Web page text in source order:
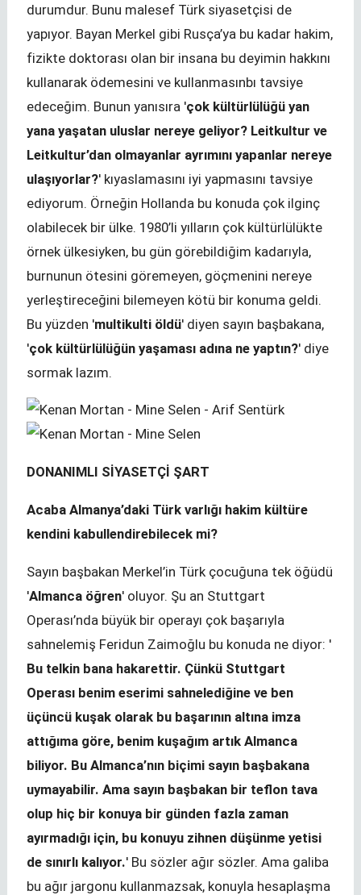
durumdur. Bunu malesef Türk siyasetçisi de
yapıyor. Bayan Merkel gibi Rusça’ya bu kadar hakim,
fizikte doktorası olan bir insana bu deyimin hakkını
kullanarak ödemesini ve kullanmasınbı tavsiye
edeceğim. Bunun yanısıra 'çok kültürlülüğü yan
yana yaşatan uluslar nereye geliyor? Leitkultur ve
Leitkultur’dan olmayanlar ayrımını yapanlar nereye
ulaşıyorlar?' kıyaslamasını iyi yapmasını tavsiye
ediyorum. Örneğin Hollanda bu konuda çok ilginç
olabilecek bir ülke. 1980’li yılların çok kültürlülükte
örnek ülkesiyken, bu gün görebildiğim kadarıyla,
burnunun ötesini göremeyen, göçmenini nereye
yerleştireceğini bilemeyen kötü bir konuma geldi.
Bu yüzden 'multikulti öldü' diyen sayın başbakana,
'çok kültürlülüğün yaşaması adına ne yaptın?' diye
sormak lazım.
DONANIMLI SİYASETÇİ ŞART
Acaba Almanya’daki Türk varlığı hakim kültüre
kendini kabullendirebilecek mi?
Sayın başbakan Merkel’in Türk çocuğuna tek öğüdü
'Almanca öğren' oluyor. Şu an Stuttgart
Operası’nda büyük bir operayı çok başarıyla
sahnelemiş Feridun Zaimoğlu bu konuda ne diyor: '
Bu telkin bana hakarettir. Çünkü Stuttgart
Operası benim eserimi sahnelediğine ve ben
üçüncü kuşak olarak bu başarının altına imza
attığıma göre, benim kuşağım artık Almanca
biliyor. Bu Almanca’nın biçimi sayın başbakana
uymayabilir. Ama sayın başbakan bir teflon tava
olup hiç bir konuya bir günden fazla zaman
ayırmadığı için, bu konuyu zihnen düşünme yetisi
de sınırlı kalıyor.' Bu sözler ağır sözler. Ama galiba
bu ağır jargonu kullanmazsak, konuyla hesaplaşma